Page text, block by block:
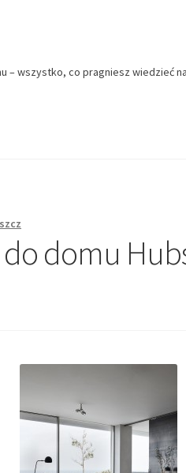
– wszystko, co pragniesz wiedzieć
domu